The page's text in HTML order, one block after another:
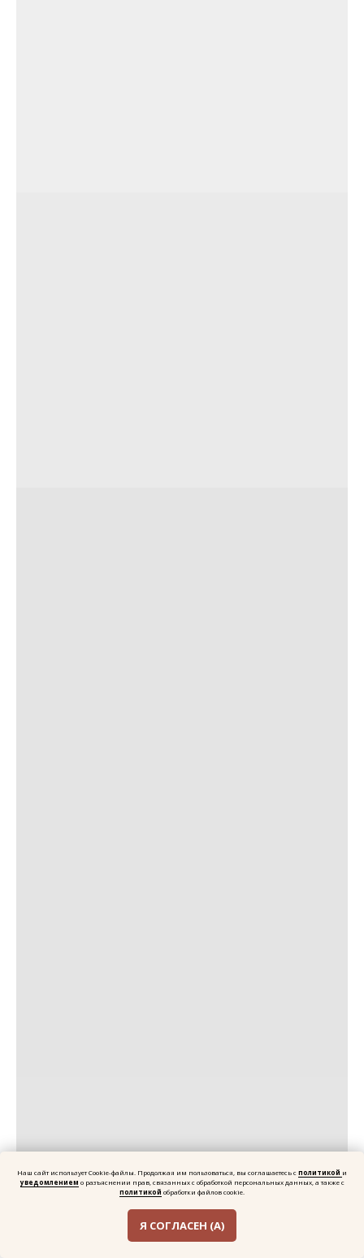
Наш сайт использует Cookie-файлы. Продолжая им пользоваться, вы соглашаетесь сполитикой и
уведомлением о разъяснении прав, связанных с обработкой персональных данных, а также с
политикой обработки файлов cookie.
Я СОГЛАСЕН (А)